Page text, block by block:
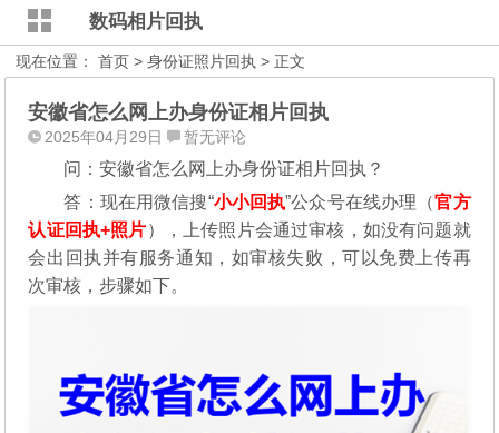
数码相片回执
现在位置：首页 >身份证照片回执 > 正文
安徽省怎么网上办身份证相片回执
2025年04月29日 暂无评论
问：安徽省怎么网上办身份证相片回执？
答：现在用微信搜“小小回执”公众号在线办理（官方
认证回执+照片），
上传照片会通过审核，如没有问题就
会出回执并有服务通知，如审核失败，可以免费上传再
次审核，步骤如下。